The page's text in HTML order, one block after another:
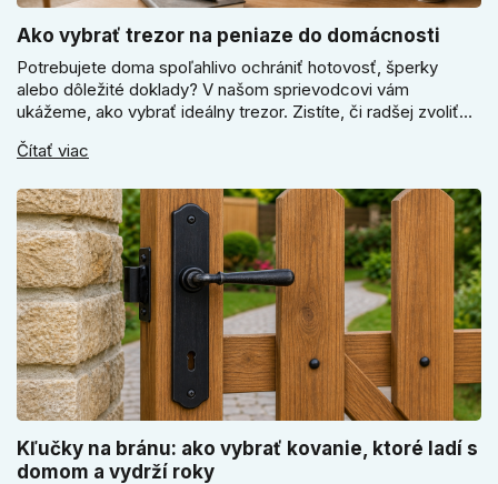
Ako vybrať trezor na peniaze do domácnosti
Potrebujete doma spoľahlivo ochrániť hotovosť, šperky
alebo dôležité doklady? V našom sprievodcovi vám
ukážeme, ako vybrať ideálny trezor. Zistíte, či radšej zvoliť
kľúčové jeho správne ukotvenie.
Čítať viac
Kľučky na bránu: ako vybrať kovanie, ktoré ladí s
domom a vydrží roky